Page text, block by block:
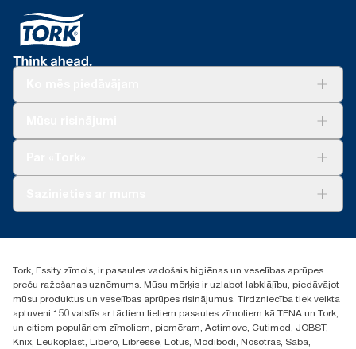
+371 29141799
Atrast izplatītāju
Ulbrokas street 19A
Riga, Latvija
LV-1028
Tork, Essity zīmols, ir pasaules vadošais higiēnas un veselības aprūpes
preču ražošanas uzņēmums. Mūsu mērķis ir uzlabot labklājību, piedāvājot
mūsu produktus un veselības aprūpes risinājumus. Tirdzniecība tiek veikta
aptuveni 150 valstīs ar tādiem lieliem pasaules zīmoliem kā TENA un Tork,
un citiem populāriem zīmoliem, piemēram, Actimove, Cutimed, JOBST,
Knix, Leukoplast, Libero, Libresse, Lotus, Modibodi, Nosotras, Saba,